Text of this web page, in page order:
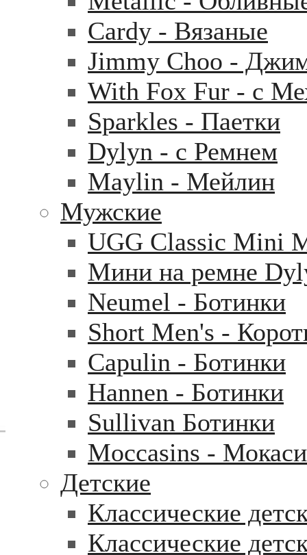
Cardy - Вязаные
Jimmy Choo -
With Fox Fur - с
Sparkles - Паетки
Dylyn - с Ремнем
Maylin - Мейлин
Мужские
UGG Classic Mini
Мини на ремне
Neumel - Ботинки
Short Men's -
Capulin - Ботинки
Hannen - Ботинки
Sullivan Ботинки
Moccasins -
Детские
Классические
Классические